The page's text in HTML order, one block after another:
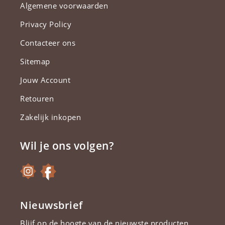
Algemene voorwaarden
Privacy Policy
Contacteer ons
Sitemap
Jouw Account
Retouren
Zakelijk inkopen
Wil je ons volgen?
Nieuwsbrief